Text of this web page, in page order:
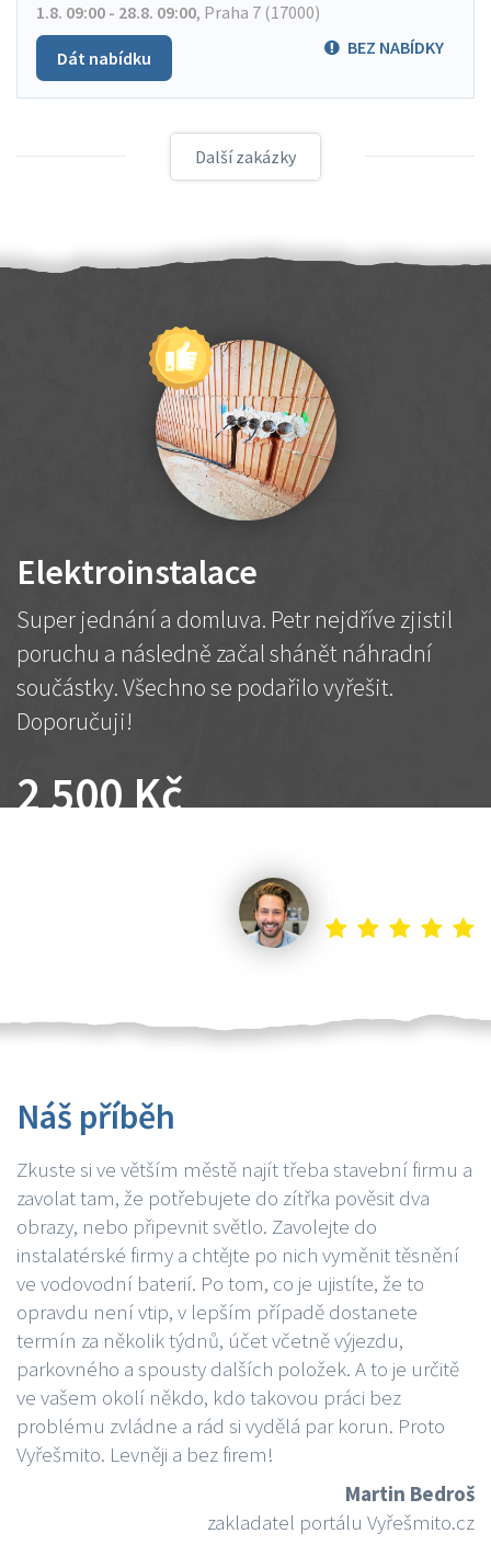
1.8. 09:00 - 28.8. 09:00, Praha 7 (17000)
BEZ NABÍDKY
Dát nabídku
Další zakázky
Elektroinstalace
Super jednání a domluva. Petr nejdříve zjistil
poruchu a následně začal shánět náhradní
součástky. Všechno se podařilo vyřešit.
Doporučuji!
2 500 Kč
Náš příběh
Zkuste si ve větším městě najít třeba stavební firmu a
zavolat tam, že potřebujete do zítřka pověsit dva
obrazy, nebo připevnit světlo. Zavolejte do
instalatérské firmy a chtějte po nich vyměnit těsnění
ve vodovodní baterií. Po tom, co je ujistíte, že to
opravdu není vtip, v lepším případě dostanete
termín za několik týdnů, účet včetně výjezdu,
parkovného a spousty dalších položek. A to je určitě
ve vašem okolí někdo, kdo takovou práci bez
problému zvládne a rád si vydělá par korun. Proto
Vyřešmito. Levněji a bez firem!
Martin Bedroš
zakladatel portálu Vyřešmito.cz